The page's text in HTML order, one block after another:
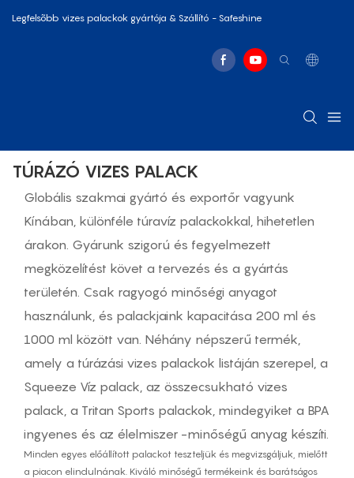
Legfelsõbb vizes palackok gyártója & Szállító - Safeshine
TÚRÁZÓ VIZES PALACK
Globális szakmai gyártó és exportőr vagyunk
Kínában, különféle túravíz palackokkal, hihetetlen
árakon. Gyárunk szigorú és fegyelmezett
megközelítést követ a tervezés és a gyártás
területén. Csak ragyogó minőségi anyagot
használunk, és palackjaink kapacitása 200 ml és
1000 ml között van. Néhány népszerű termék,
amely a túrázási vizes palackok listáján szerepel, a
Squeeze Víz palack, az összecsukható vizes
palack, a Tritan Sports palackok, mindegyiket a BPA
ingyenes és az élelmiszer -minőségű anyag készíti.
Minden egyes előállított palackot teszteljük és megvizsgáljuk, mielőtt
a piacon elindulnának. Kiváló minőségű termékeink és barátságos